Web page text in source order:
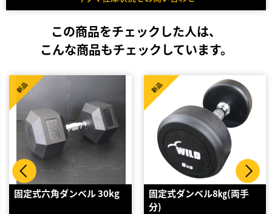
この商品をチェックした人は、
こんな商品もチェックしています。
固定式ダンベル8㎏(両手
新品
ヘックスラバーダンベル2
（15kg ペア）
新品